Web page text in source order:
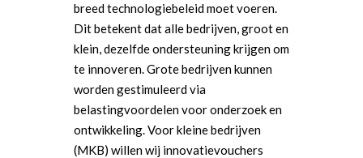
breed technologiebeleid moet voeren.
Dit betekent dat alle bedrijven, groot en
klein, dezelfde ondersteuning krijgen om
te innoveren. Grote bedrijven kunnen
worden gestimuleerd via
belastingvoordelen voor onderzoek en
ontwikkeling. Voor kleine bedrijven
(MKB) willen wij innovatievouchers